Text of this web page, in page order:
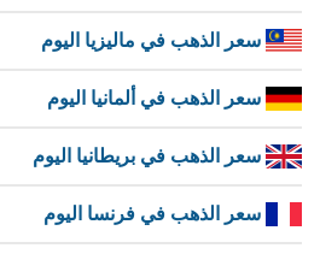
سعر الذهب في ماليزيا اليوم
سعر الذهب في ألمانيا اليوم
سعر الذهب في بريطانيا اليوم
سعر الذهب في فرنسا اليوم